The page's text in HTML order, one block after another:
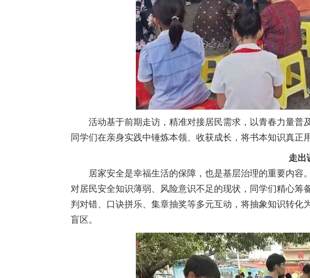
活动基于前期走访，精准对接居民需求，以青春力量
同学们在亲身实践中锤炼本领、收获成长，将书本知识真正
走出
居家安全是幸福生活的保障，也是基层治理的重要内
对居民安全知识薄弱、风险意识不足的现状，同学们精心筹
判对错、口诀拼乐、集章抽奖等多元互动，将抽象知识转
盲区。